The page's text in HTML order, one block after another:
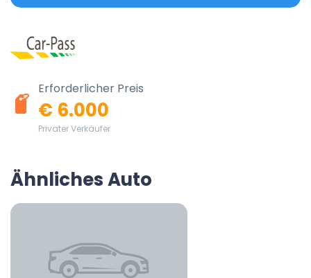
Erforderlicher Preis
€ 6.000
Privater Verkäufer
Ähnliches Auto